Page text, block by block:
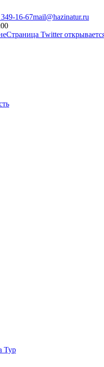
16-67mail@hazinatur.ru
Страница Twitter
Тур